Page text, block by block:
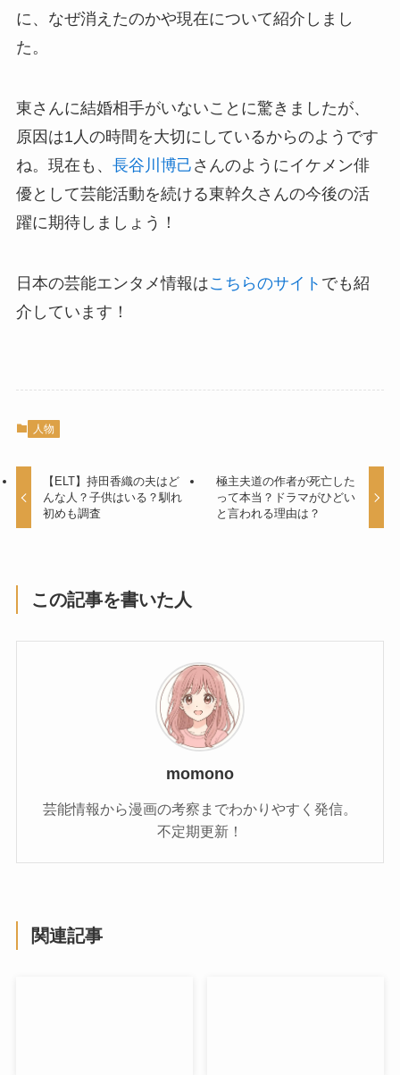
に、なぜ消えたのかや現在について紹介しまし
た。
東さんに結婚相手がいないことに驚きましたが、
原因は1人の時間を大切にしているからのようです
ね。現在も、 長谷川博己 さんのようにイケメン俳
優として芸能活動を続ける東幹久さんの今後の活
躍に期待しましょう！
日本の芸能エンタメ情報はこちらのサイト でも紹
介しています！
人物
【ELT】持田香織の夫はど
んな人？子供はいる？馴れ
初めも調査
極主夫道の作者が死亡した
って本当？ドラマがひどい
と言われる理由は？
この記事を書いた人
momono
芸能情報から漫画の考察までわかりやすく発信。
不定期更新！
関連記事